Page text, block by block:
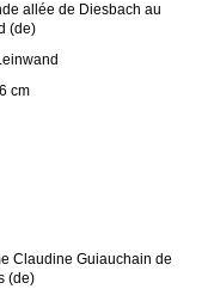
allée de Diesbach au
(de)
cm
Claudine Guiauchain de
(de)